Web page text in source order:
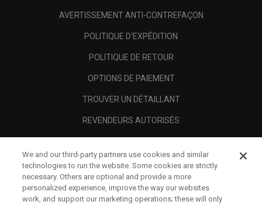
AVERTISSEMENT ANTI-CONTREFAÇON
POLITIQUE D'EXPÉDITION
POLITIQUE DE RETOUR
OPTIONS DE PAIEMENT
TROUVER UN DÉTAILLANT
REVENDEURS AUTORISÉS
A PROPOS
MENTIONS LÉGALES
We and our third-party partners use cookies and similar
technologies to run the website. Some cookies are strictly
necessary. Others are optional and provide a more
personalized experience, improve the way our websites
work, and support our marketing operations; these will only